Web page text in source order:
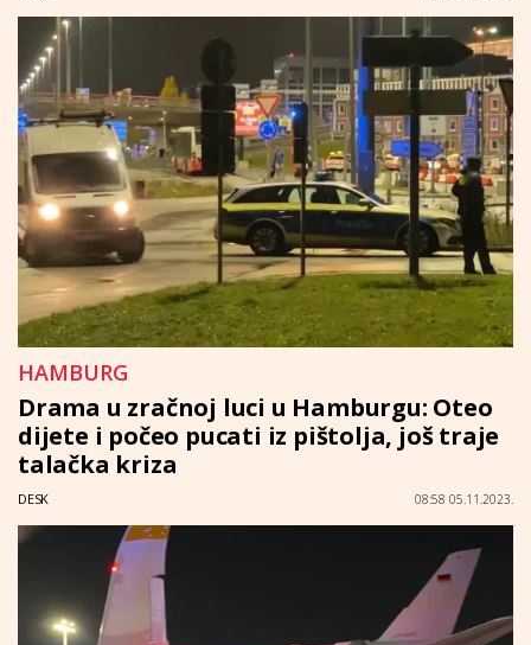
HAMBURG
Drama u zračnoj luci u Hamburgu: Oteo
dijete i počeo pucati iz pištolja, još traje
talačka kriza
DESK 08:58 05.11.2023.